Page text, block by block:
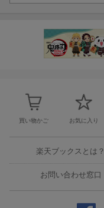
買い物かご お気に入り
楽天ブックスとは？
お問い合わせ窓口